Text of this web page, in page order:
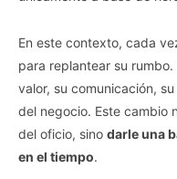
En este contexto, cada
para replantear su
valor, su comunicación,
del negocio. Este cambio
del oficio, sino darle una
en el tiempo.